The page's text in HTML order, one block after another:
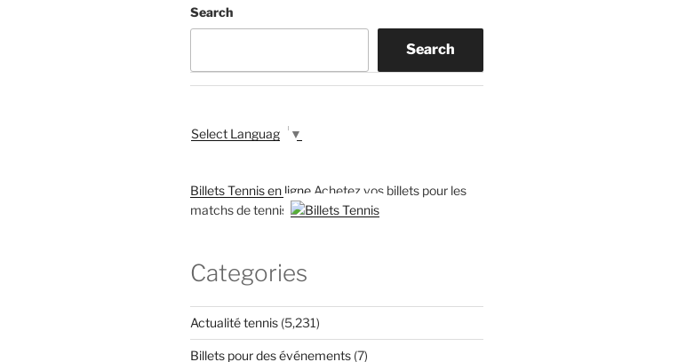
Search
Search
Select Language ▼
Billets Tennis en ligne Achetez vos billets pour les
matchs de tennis
Categories
Actualité tennis (5,231)
Billets pour des événements (7)